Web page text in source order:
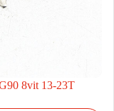
8vit 13-23T